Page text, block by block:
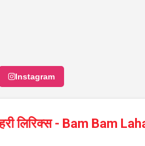
Instagram
लिरिक्स - Bam Bam